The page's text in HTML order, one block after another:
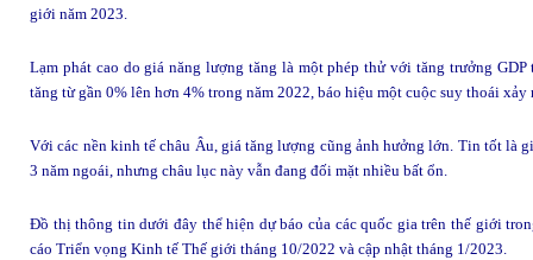
giới năm 2023.
Lạm phát cao do giá năng lượng tăng là một phép thử với tăng trưởng
tăng từ gần 0% lên hơn 4% trong năm 2022, báo hiệu một cuộc suy thoái xảy
Với các nền kinh tế châu Âu, giá tăng lượng cũng ảnh hưởng lớn. Tin tốt là
3 năm ngoái, nhưng châu lục này vẫn đang đối mặt nhiều bất ổn.
Đồ thị thông tin dưới đây thể hiện dự báo của các quốc gia trên thế giới
cáo Triển vọng Kinh tế Thế giới tháng 10/2022 và cập nhật tháng 1/2023.